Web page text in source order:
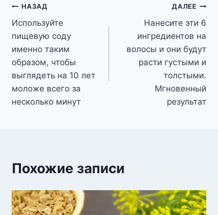
Навигация
по
записям
НАЗАД
Используйте
пищевую соду
именно таким
образом, чтобы
выглядеть на 10 лет
моложе всего за
несколько минут
ДАЛЕЕ
Нанесите эти 6
ингредиентов на
волосы и они будут
расти густыми и
толстыми.
Мгновенный
результат
Похожие записи